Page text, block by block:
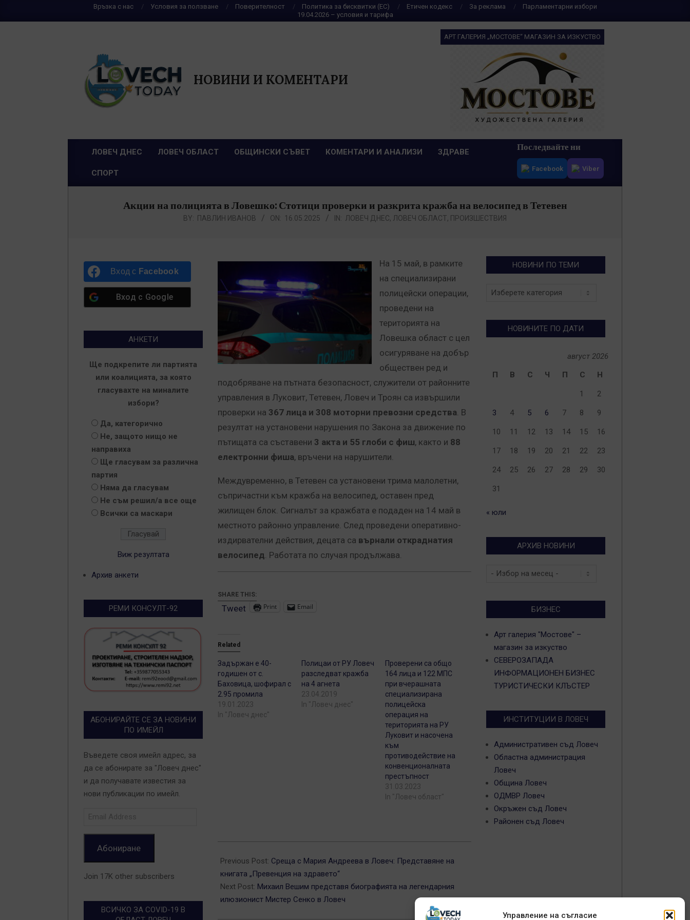
Управление на съгласие
Връзка с нас Условия за ползване Поверителност Политика за бисквитки (ЕС) Етичен кодекс За реклама
Парламентарни избори
19.04.2026 – условия и тарифа
НОВИНИ И КОМЕНТАРИ
АРТ ГАЛЕРИЯ „МОСТОВЕ“ МАГАЗИН ЗА ИЗКУСТВО
Primary
ЛОВЕЧ ДНЕС ЛОВЕЧ ОБЛАСТ ОБЩИНСКИ СЪВЕТ КОМЕНТАРИ И АНАЛИЗИ ЗДРАВЕ
СПОРТ
Последвайте ни
Facebook Viber
Акции на полицията в Ловешко: Стотици проверки и разкрита кражба на велосипед в Тетевен
BY: ПАВЛИН ИВАНОВ ON: 16.05.2025 IN: ЛОВЕЧ ДНЕС, ЛОВЕЧ ОБЛАСТ, ПРОИЗШЕСТВИЯ
На 15 май, в рамките
на специализирани
полицейски операции,
проведени на
територията на
Ловешка област с цел
осигуряване на добър
обществен ред и
подобряване на пътната безопасност, служители от районните
управления в Луковит, Тетевен, Ловеч и Троян са извършили
проверки на 367 лица и 308 моторни превозни средства. В
резултат на установени нарушения по Закона за движение по
пътищата са съставени 3 акта и 55 глоби с фиш, както и 88
електронни фиша, връчени на нарушители.
Междувременно, в Тетевен са установени трима малолетни,
съпричастни към кражба на велосипед, оставен пред
жилищен блок. Сигналът за кражбата е подаден на 14 май в
местното районно управление. След проведени оперативно-
издирвателни действия, децата са върнали откраднатия
велосипед. Работата по случая продължава.
SHARE THIS:
Tweet Print Email
Related
Задържан е 40-
годишен от с.
Баховица, шофирал с
2.95 промила
19.01.2023
In "Ловеч днес"
Полицаи от РУ Ловеч
разследват кражба
на 4 агнета
23.04.2019
In "Ловеч днес"
Проверени са общо
164 лица и 122 МПС
при вчерашната
специализирана
полицейска
операция на
територията на РУ
Луковит и насочена
към
противодействие на
конвенционалната
престъпност
31.03.2023
In "Ловеч област"
05-
16
Previous Post: Среща с Мария Андреева в Ловеч: Представяне на
книгата „Превенция на здравето“
Next Post: Михаил Вешим представя биографията на легендарния
илюзионист Мистер Сенко в Ловеч
Вход с Facebook
Вход с Google
АНКЕТИ
Ще подкрепите ли партията
или коалицията, за която
гласувахте на миналите
избори?
Да, категорично
Не, защото нищо не
направиха
Ще гласувам за различна
партия
Няма да гласувам
Не съм решил/а все още
Всички са маскари
Виж резултата
Архив анкети
РЕМИ КОНСУЛТ-92
АБОНИРАЙТЕ СЕ ЗА НОВИНИ
ПО ИМЕЙЛ
Въведете своя имейл адрес, за
да се абонирате за "Ловеч днес"
и да получавате известия за
нови публикации по имейл.
Абониране
Join 17K other subscribers
ВСИЧКО ЗА COVID-19 В
НОВИНИ ПО ТЕМИ
Новини
НОВИНИТЕ ПО ДАТИ
август 2026
П
В С Ч П С Н
1 2
3 4 5 6 7 8 9
10 11 12 13 14 15 16
17 18 19 20 21 22 23
24 25 26 27 28 29 30
31
« юли
АРХИВ НОВИНИ
Архив
БИЗНЕС
Арт галерия "Мостове" –
магазин за изкуство
СЕВЕРОЗАПАДА
ИНФОРМАЦИОНЕН БИЗНЕС
ТУРИСТИЧЕСКИ КЛЪСТЕР
ИНСТИТУЦИИ В ЛОВЕЧ
Административен съд Ловеч
Областна администрация
Ловеч
Община Ловеч
ОДМВР Ловеч
Окръжен съд Ловеч
Районен съд Ловеч